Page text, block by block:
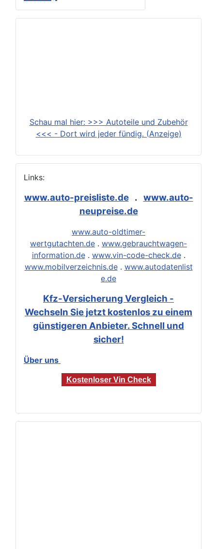
Schau mal hier: >>> Autoteile und Zubehör
<<< - Dort wird jeder fündig. (Anzeige)
Links:
www.auto-preisliste.de. www.auto-
neupreise.de
www.auto-oldtimer-
wertgutachten.de . www.gebrauchtwagen-
information.de. www.vin-code-check.de.
www.mobilverzeichnis.de. www.autodatenlist
e.de
Kfz-Versicherung Vergleich -
Wechseln Sie jetzt kostenlos zu einem
günstigeren Anbieter. Schnell und
sicher!
Über uns
Kostenloser Vin Check